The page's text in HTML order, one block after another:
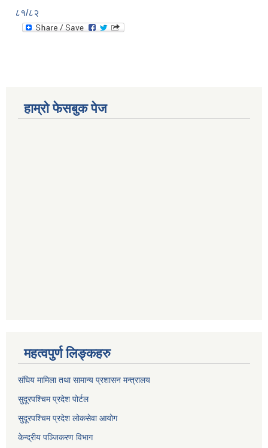
८१/८२
हाम्रो फेसबुक पेज
महत्वपुर्ण लिङ्कहरु
संघिय मामिला तथा सामान्य प्रशासन मन्त्रालय
सुदूरपश्चिम प्रदेश पोर्टल
सुदूरपश्‍चिम प्रदेश लोकसेवा आयोग
केन्द्रीय पञ्जिकरण विभाग